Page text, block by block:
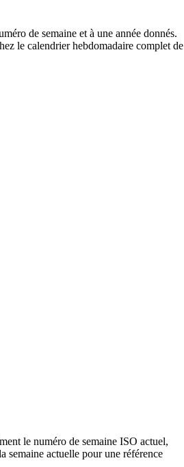
de semaine et à une année donnés.
le calendrier hebdomadaire complet de
le numéro de semaine ISO actuel,
semaine actuelle pour une référence